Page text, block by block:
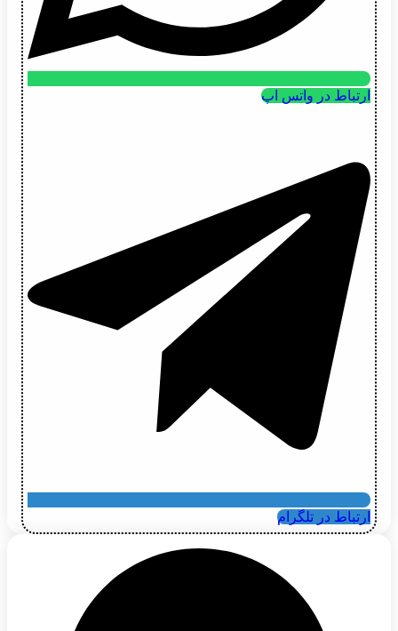
ارتباط در واتس اپ
ارتباط در تلگرام